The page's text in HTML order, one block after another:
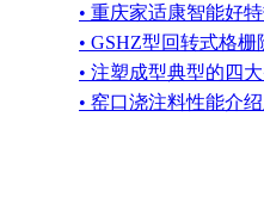
• 重庆家适康智能好
• GSHZ型回转式格
• 注塑成型典型的四
• 窑口浇注料性能介